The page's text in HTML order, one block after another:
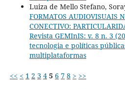
Luiza de Mello Stefano,
FORMATOS AUDIOVISUAIS
CONECTIVO:
Revista GEMInIS: v. 8 n. 3
tecnologia e políticas
multiplataformas
<< < 1 2 3 4 5 6 7 8 > >>